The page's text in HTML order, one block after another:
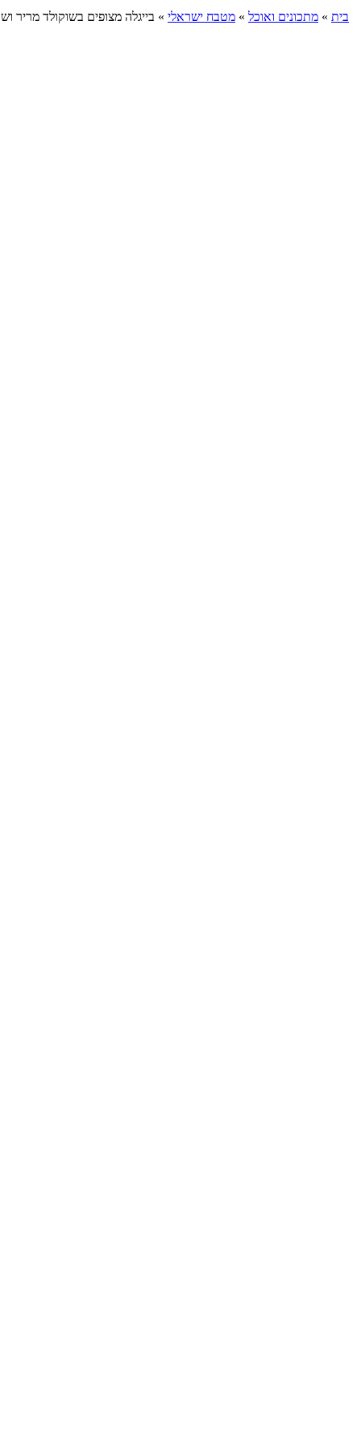
בית » מתכונים ואוכל » מטבח ישראלי » בייגלה מצופים בשוקולד מריר